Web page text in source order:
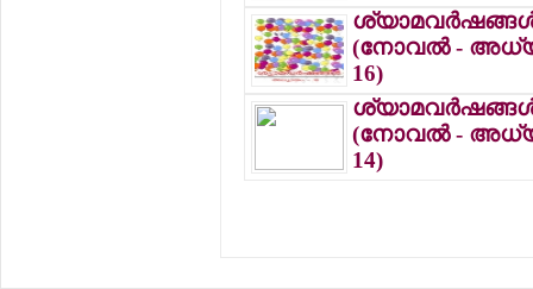
(നോവല്‍ -
16)
(നോവല്‍ -
14)